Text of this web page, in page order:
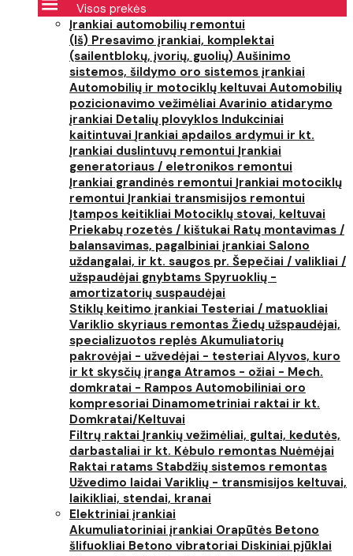
Visos prekės
Įrankiai automobilių remontui
(Iš) Presavimo įrankiai, komplektai
(sailentblokų, įvorių, guolių) Aušinimo
sistemos, šildymo oro sistemos įrankiai
Automobilių ir motociklų keltuvai Automobilių
pozicionavimo vežimėliai Avarinio atidarymo
įrankiai Detalių plovyklos Indukciniai
kaitintuvai Įrankiai apdailos ardymui ir kt.
Įrankiai duslintuvų remontui Įrankiai
generatoriaus / eletronikos remontui
Įrankiai grandinės remontui Įrankiai motociklų
remontui Įrankiai transmisijos remontui
Įtampos keitikliai Motociklų stovai, keltuvai
Priekabų rozetės / kištukai Ratų montavimas /
balansavimas, pagalbiniai įrankiai Salono
uždangalai, ir kt. saugos pr. Šepečiai / valikliai /
užspaudėjai gnybtams Spyruoklių -
amortizatorių suspaudėjai
Stiklų keitimo įrankiai Testeriai / matuokliai
Variklio skyriaus remontas Žiedų užspaudėjai,
specializuotos replės Akumuliatorių
pakrovėjai - užvedėjai - testeriai Alyvos, kuro
ir kt skysčių įranga Atramos - ožiai - Mech.
domkratai - Rampos Automobiliniai oro
kompresoriai Dinamometriniai raktai ir kt.
Domkratai/Keltuvai
Filtrų raktai Įrankių vežimėliai, gultai, kedutės,
darbastaliai ir kt. Kėbulo remontas Nuėmėjai
Raktai ratams Stabdžių sistemos remontas
Užvedimo laidai Variklių - transmisijos keltuvai,
laikikliai, stendai, kranai
Elektriniai įrankiai
Akumuliatoriniai įrankiai Orapūtės Betono
šlifuokliai Betono vibratoriai Diskiniai pjūklai